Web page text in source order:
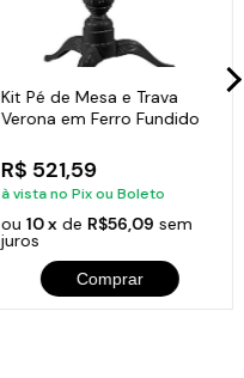
Kit Pé de Mesa e Trava
Verona em Ferro Fundido
R$ 521,59
à vista no Pix ou Boleto
ou 10 xde R$56,09 sem
juros
Comprar